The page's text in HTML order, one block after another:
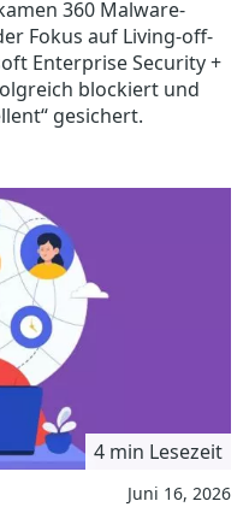
360 Malware-
Fokus auf Living-off-
Enterprise Security +
blockiert und
gesichert.
4 min Lesezeit
Juni 16, 2026